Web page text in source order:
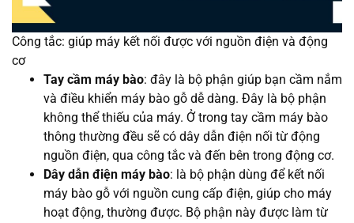
Công tắc: giúp máy kết nối được với nguồn điện và động
cơ
Tay cầm máy bào: đây là bộ phận giúp bạn cầm nắm
và điều khiển máy bào gỗ dễ dàng. Đây là bộ phận
không thể thiếu của máy. Ở trong tay cầm máy bào
thông thường đều sẽ có dây dẫn điện nối từ động
nguồn điện, qua công tắc và đến bên trong động cơ.
Dây dẫn điện máy bào: là bộ phận dùng để kết nối
máy bào gỗ với nguồn cung cấp điện, giúp cho máy
hoạt động, thường được. Bộ phận này được làm từ